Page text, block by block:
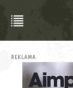
REKLAMA